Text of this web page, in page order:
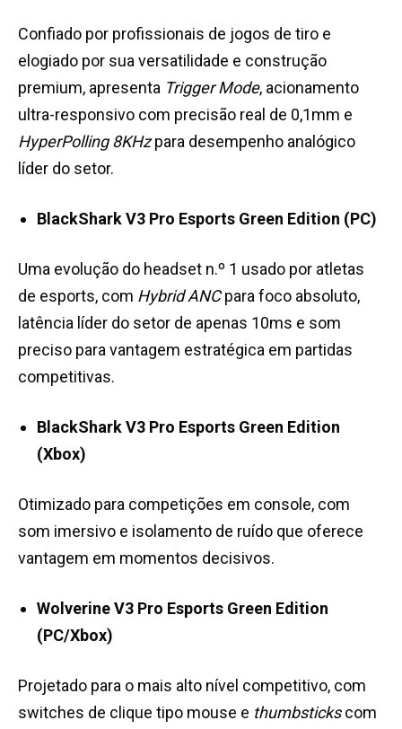
Confiado por profissionais de jogos de tiro e
elogiado por sua versatilidade e construção
premium, apresenta Trigger Mode, acionamento
ultra-responsivo com precisão real de 0,1mm e
HyperPolling 8KHzpara desempenho analógico
líder do setor.
BlackShark V3 Pro Esports Green Edition (PC)
Uma evolução do headset n.º 1 usado por atletas
de esports, com Hybrid ANCpara foco absoluto,
latência líder do setor de apenas 10ms e som
preciso para vantagem estratégica em partidas
competitivas.
BlackShark V3 Pro Esports Green Edition
(Xbox)
Otimizado para competições em console, com
som imersivo e isolamento de ruído que oferece
vantagem em momentos decisivos.
Wolverine V3 Pro Esports Green Edition
(PC/Xbox)
Projetado para o mais alto nível competitivo, com
switches de clique tipo mouse e thumbstickscom